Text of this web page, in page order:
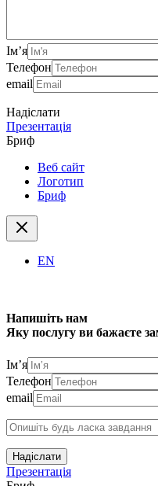
Ім’я
Телефон
email
Надіслати
Презентація
Бриф
Веб сайт
Логотип
Бриф
EN
Напишіть нам
Яку послугу ви бажаєте
Ім’я
Телефон
email
Надіслати
Презентація